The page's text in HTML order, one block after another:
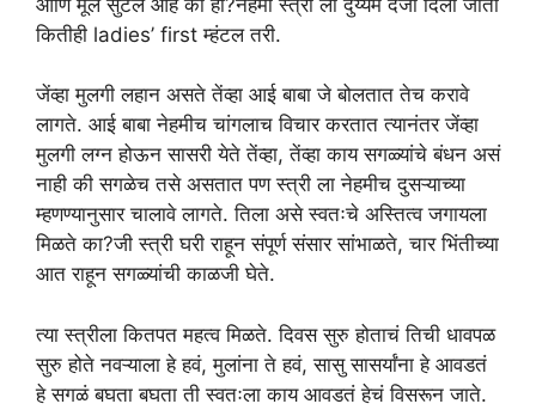
कितीही ladies’ first म्हंटल तरी.
जेंव्हा मुलगी लहान असते तेंव्हा आई बाबा जे बोलतात तेच करावे
लागते. आई बाबा नेहमीच चांगलाच विचार करतात त्यानंतर जेंव्हा
मुलगी लग्न होऊन सासरी येते तेंव्हा, तेंव्हा काय सगळ्यांचे बंधन असं
नाही की सगळेच तसे असतात पण स्त्री ला नेहमीच दुसऱ्याच्या
म्हणण्यानुसार चालावे लागते. तिला असे स्वतःचे अस्तित्व जगायला
मिळते का?जी स्त्री घरी राहून संपूर्ण संसार सांभाळते, चार भिंतीच्या
आत राहून सगळ्यांची काळजी घेते.
त्या स्त्रीला कितपत महत्व मिळते. दिवस सुरु होताचं तिची धावपळ
सुरु होते नवऱ्याला हे हवं, मुलांना ते हवं, सासु सासर्यांना हे आवडतं
हे सगळं बघता बघता ती स्वतःला काय आवडतं हेचं विसरून जाते.